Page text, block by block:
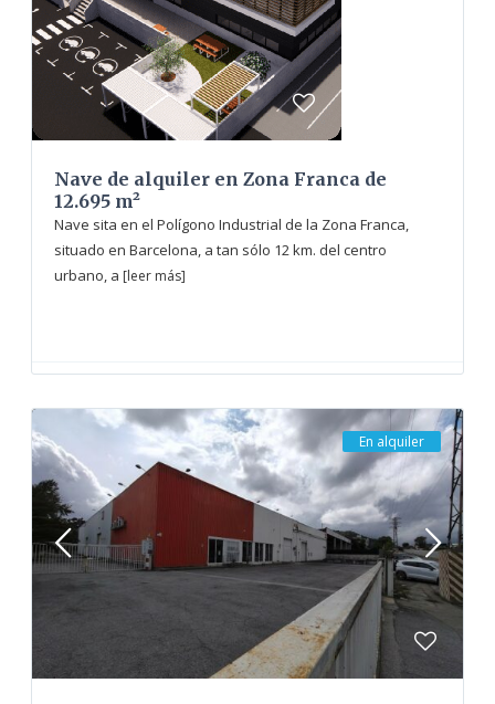
Nave de alquiler en Zona Franca de
12.695 m²
Nave sita en el Polígono Industrial de la Zona Franca,
situado en Barcelona, a tan sólo 12 km. del centro
urbano, a [leer más]
En alquiler